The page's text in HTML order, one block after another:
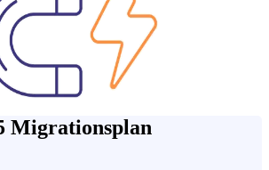
Migrationsplan